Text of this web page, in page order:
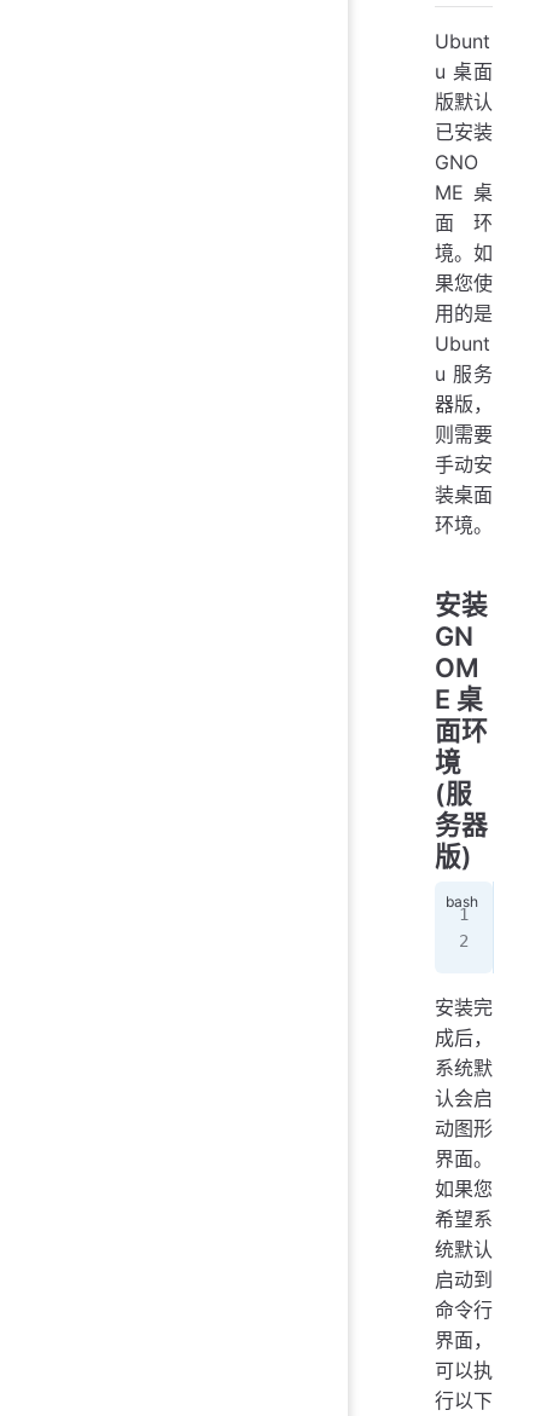
Ubunt
u 桌面
版默认
已安装
GNO
ME 桌
面环
境。如
果您使
用的是
Ubunt
u 服务
器版，
则需要
手动安
装桌面
环境。
安装
GN
OM
E 桌
面环
境
(服
务器
版)
安装完
成后，
系统默
认会启
动图形
界面。
如果您
希望系
统默认
启动到
命令行
界面，
可以执
行以下